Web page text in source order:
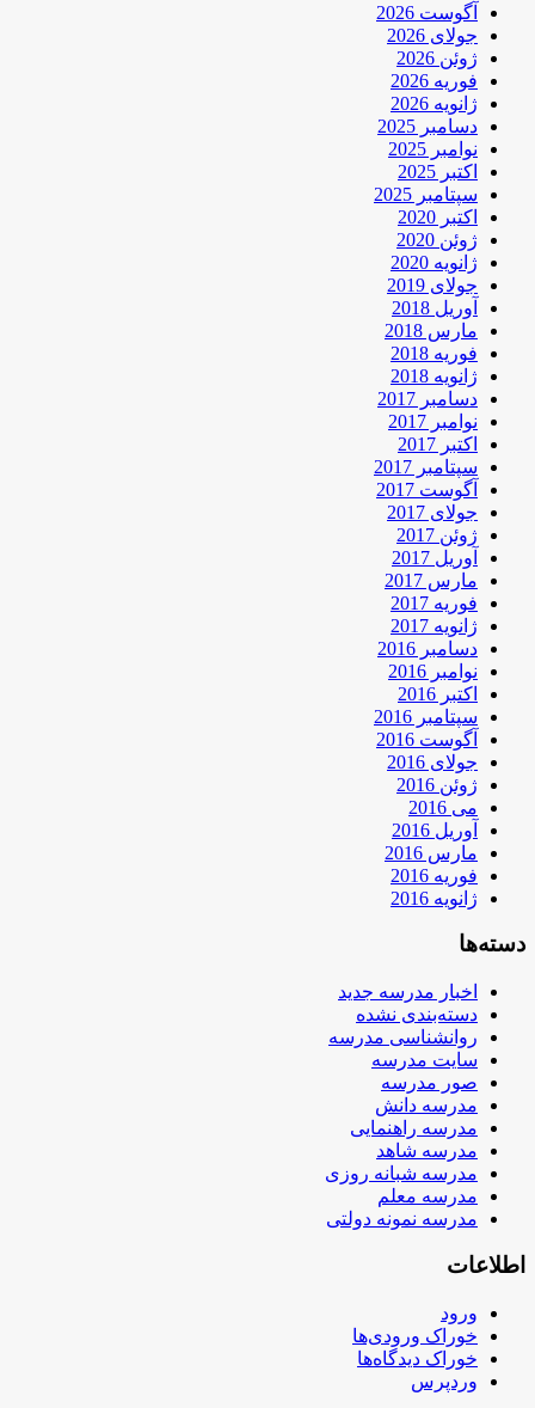
آگوست 2026
جولای 2026
ژوئن 2026
فوریه 2026
ژانویه 2026
دسامبر 2025
نوامبر 2025
اکتبر 2025
سپتامبر 2025
اکتبر 2020
ژوئن 2020
ژانویه 2020
جولای 2019
آوریل 2018
مارس 2018
فوریه 2018
ژانویه 2018
دسامبر 2017
نوامبر 2017
اکتبر 2017
سپتامبر 2017
آگوست 2017
جولای 2017
ژوئن 2017
آوریل 2017
مارس 2017
فوریه 2017
ژانویه 2017
دسامبر 2016
نوامبر 2016
اکتبر 2016
سپتامبر 2016
آگوست 2016
جولای 2016
ژوئن 2016
می 2016
آوریل 2016
مارس 2016
فوریه 2016
ژانویه 2016
دسته‌ها
اخبار مدرسه جدید
دسته‌بندی نشده
روانشناسی مدرسه
سایت مدرسه
صور مدرسه
مدرسه دانش
مدرسه راهنمایی
مدرسه شاهد
مدرسه شبانه روزی
مدرسه معلم
مدرسه نمونه دولتی
اطلاعات
ورود
خوراک ورودی‌ها
خوراک دیدگاه‌ها
وردپرس